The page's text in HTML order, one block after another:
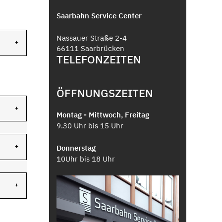
Saarbahn Service Center
Nassauer Straße 2-4
66111 Saarbrücken
TELEFONZEITEN
ÖFFNUNGSZEITEN
Montag - Mittwoch, Freitag
9.30 Uhr bis 15 Uhr
Donnerstag
10Uhr bis 18 Uhr